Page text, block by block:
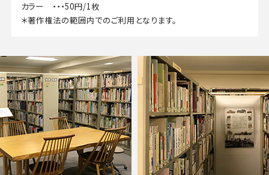
カラー ・・・50円/1枚
＊著作権法の範囲内でのご利用となります。